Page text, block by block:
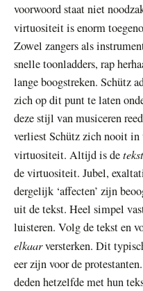
voorwoord staat niet
virtuositeit is enorm
Zowel zangers als
snelle toonladders, rap
lange boogstreken. Schütz
zich op dit punt te laten
deze stijl van musiceren
verliest Schütz zich nooit
virtuositeit. Altijd is detekst
de virtuositeit. Jubel,
dergelijk ‘affecten’ zijn
uit de tekst. Heel simpel
luisteren. Volg de tekst en
elkaarversterken. Dit
eer zijn voor de
deden hetzelfde met hun